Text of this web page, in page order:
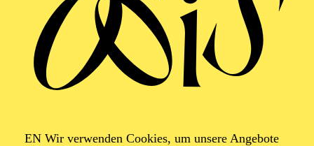
EN Wir verwenden Cookies, um unsere Angebote